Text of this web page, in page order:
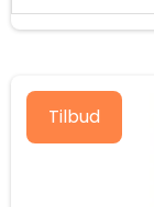
Tilbud